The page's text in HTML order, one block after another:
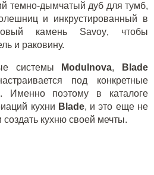
темно-дымчатый дуб для тумб,
и инкрустированный в
камень Savoy, чтобы
и раковину.
системы Modulnova,
Blade
под конкретные
Именно поэтому в каталоге
кухни Blade, и это еще не
кухню своей мечты.